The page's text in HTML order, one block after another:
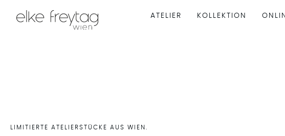
ATELIER KOLLEKTION
LIMITIERTE ATELIERSTÜCKE AUS WIEN.